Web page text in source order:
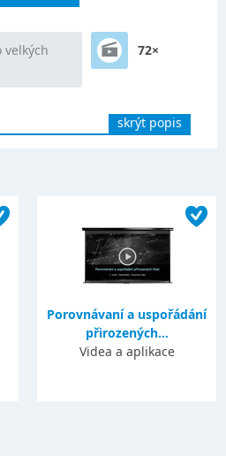
velkých
72×
skrýt popis
Porovnávaní a uspořádání
přirozených...
Videa a aplikace